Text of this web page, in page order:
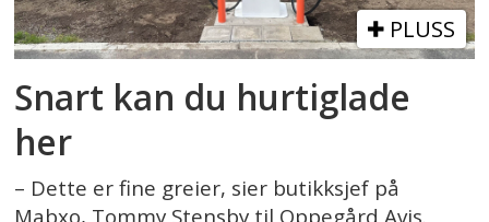
PLUSS
Snart kan du hurtiglade
her
– Dette er fine greier, sier butikksjef på